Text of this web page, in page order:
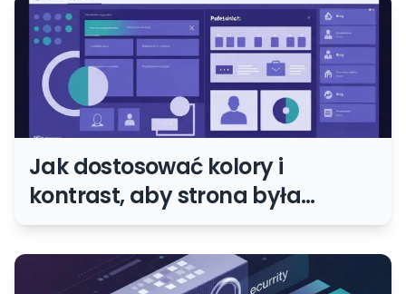
Jak dostosować kolory i
kontrast, aby strona była
czytelna